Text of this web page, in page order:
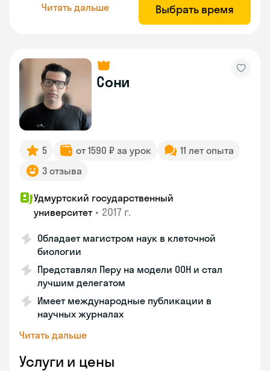
Читать дальше Выбрать время
Сони
5 от 1590 ₽ за урок
11 лет опыта
3 отзыва
Удмуртский государственный
университет • 2017 г.
Обладает магистром наук в клеточной
биологии
Представлял Перу на модели ООН и стал
лучшим делегатом
Имеет международные публикации в
научных журналах
Читать дальше
Услуги и цены